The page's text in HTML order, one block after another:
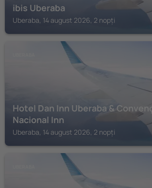
ibis Uberaba
Uberaba, 14 august 2026, 2 nopți
Hotel Dan Inn Uberaba &
Nacional Inn
Uberaba, 14 august 2026, 2 nopți